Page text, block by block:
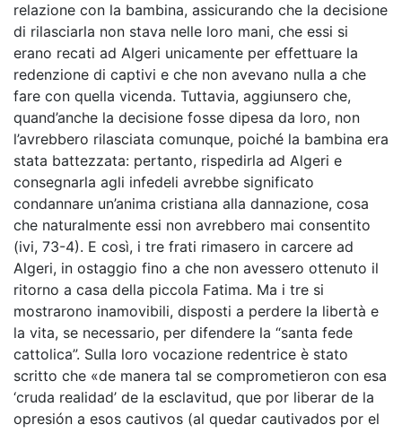
relazione con la bambina, assicurando che la decisione
di rilasciarla non stava nelle loro mani, che essi si
erano recati ad Algeri unicamente per effettuare la
redenzione di captivi e che non avevano nulla a che
fare con quella vicenda. Tuttavia, aggiunsero che,
quand’anche la decisione fosse dipesa da loro, non
l’avrebbero rilasciata comunque, poiché la bambina era
stata battezzata: pertanto, rispedirla ad Algeri e
consegnarla agli infedeli avrebbe significato
condannare un’anima cristiana alla dannazione, cosa
che naturalmente essi non avrebbero mai consentito
(ivi, 73-4). E così, i tre frati rimasero in carcere ad
Algeri, in ostaggio fino a che non avessero ottenuto il
ritorno a casa della piccola Fatima. Ma i tre si
mostrarono inamovibili, disposti a perdere la libertà e
la vita, se necessario, per difendere la “santa fede
cattolica”. Sulla loro vocazione redentrice è stato
scritto che «de manera tal se comprometieron con esa
‘cruda realidad’ de la esclavitud, que por liberar de la
opresión a esos cautivos (al quedar cautivados por el